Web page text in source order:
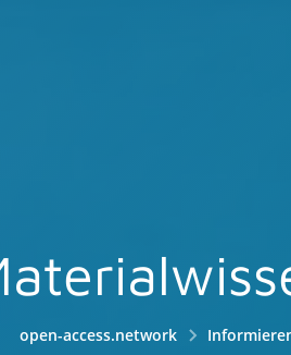
open-access.network